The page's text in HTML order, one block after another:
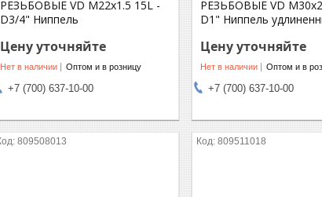
РЕЗЬБОВЫЕ VD M22x1.5 15L -
D3/4" Ниппель
Цену уточняйте
Нет в наличии Оптом и в розницу
+7 (700) 637-10-00
РЕЗЬБОВЫЕ VD
D1" Ниппель
Цену уточняйте
Нет в наличии Оптом и в
+7 (700) 637-10-00
809508013 809511018